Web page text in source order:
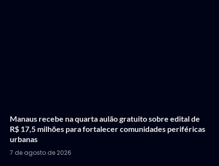
Manaus recebe na quarta aulão gratuito sobre edital de
R$ 17,5 milhões para fortalecer comunidades periféricas
urbanas
7 de agosto de 2026